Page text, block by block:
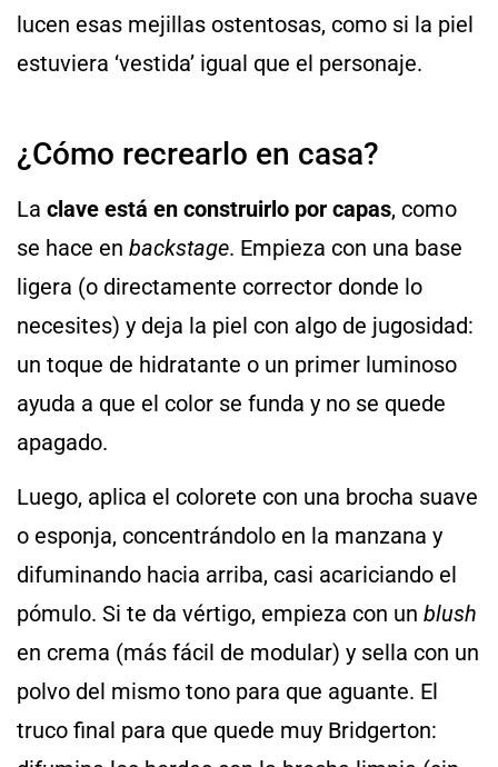
lucen esas mejillas ostentosas, como si la piel
estuviera ‘vestida’ igual que el personaje.
¿Cómo recrearlo en casa?
La clave está en construirlo por capas, como
se hace en backstage. Empieza con una base
ligera (o directamente corrector donde lo
necesites) y deja la piel con algo de jugosidad:
un toque de hidratante o un primer luminoso
ayuda a que el color se funda y no se quede
apagado.
Luego, aplica el colorete con una brocha suave
o esponja, concentrándolo en la manzana y
difuminando hacia arriba, casi acariciando el
pómulo. Si te da vértigo, empieza con un blush
en crema (más fácil de modular) y sella con un
polvo del mismo tono para que aguante. El
truco final para que quede muy Bridgerton: